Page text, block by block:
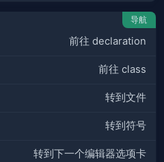
导航
前往 declaration
前往 class
转到文件
转到符号
转到下一个编辑器选项卡